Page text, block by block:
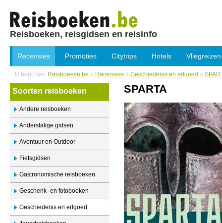
Reisboeken, reisgidsen en reisinfo
Recensies Promoties Citytrips Hotels Vliegreizen
U bent hier: Reisboeken.be » Recensies » Geschiedenis en erfgoed »
Soorten reisboeken
Andere reisboeken
Anderstalige gidsen
Avontuur en Outdoor
Fietsgidsen
Gastronomische reisboeken
Geschenk -en fotoboeken
Geschiedenis en erfgoed
SPARTA